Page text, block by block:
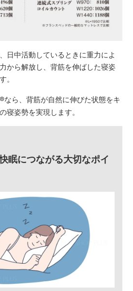
日中活動しているときに重力によ
から解放し、背筋を伸ばした寝姿
。
®なら、背筋が自然に伸びた状態をキ
寝姿勢を実現します。
眠につながる大切なポイ